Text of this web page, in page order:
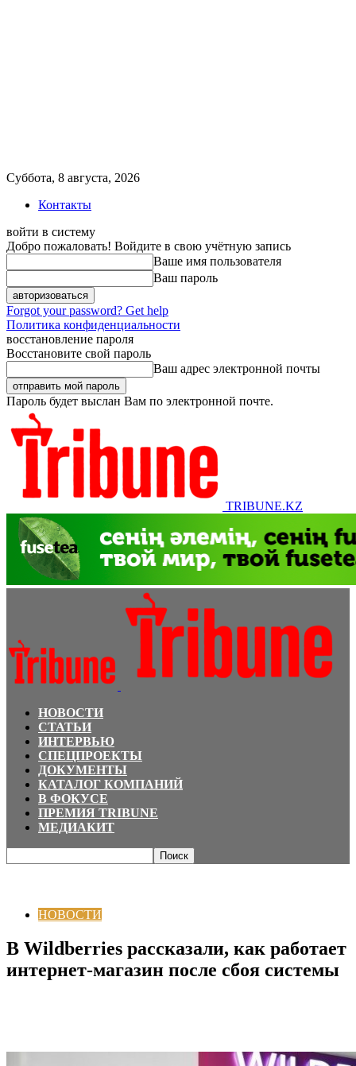
Суббота, 8 августа, 2026
Контакты
войти в систему
Добро пожаловать! Войдите в свою учётную запись
Ваше имя пользователя
Ваш пароль
Forgot your password? Get help
Политика конфиденциальности
восстановление пароля
Восстановите свой пароль
Ваш адрес электронной почты
Пароль будет выслан Вам по электронной почте.
TRIBUNE.KZ
НОВОСТИ
СТАТЬИ
ИНТЕРВЬЮ
СПЕЦПРОЕКТЫ
ДОКУМЕНТЫ
КАТАЛОГ КОМПАНИЙ
В ФОКУСЕ
ПРЕМИЯ TRIBUNE
МЕДИАКИТ
НОВОСТИ
В Wildberries рассказали, как работает
интернет-магазин после сбоя системы